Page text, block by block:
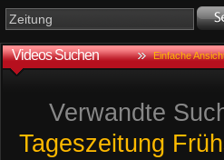
Videos Suchen Einfache
Verwandte
Tageszeitung